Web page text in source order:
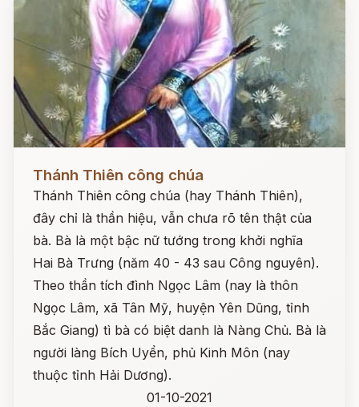
Thánh Thiên công chúa
Thánh Thiên công chúa (hay Thánh Thiên),
đây chỉ là thần hiệu, vẫn chưa rõ tên thật của
bà. Bà là một bậc nữ tướng trong khởi nghĩa
Hai Bà Trưng (năm 40 - 43 sau Công nguyên).
Theo thần tích đình Ngọc Lâm (nay là thôn
Ngọc Lâm, xã Tân Mỹ, huyện Yên Dũng, tỉnh
Bắc Giang) tì bà có biệt danh là Nàng Chủ. Bà là
người làng Bích Uyển, phủ Kinh Môn (nay
thuộc tỉnh Hải Dương).
01-10-2021